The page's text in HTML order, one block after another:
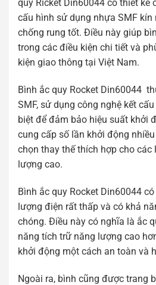
quy Ricket Din60044 có thiết kế
cấu hình sử dụng nhựa SMF kín
chống rung tốt. Điều này giúp
trong các điều kiện chi tiết và
kiện giao thông tại Việt Nam.
Bình ắc quy Rocket Din60044
SMF, sử dụng công nghệ kết
biệt để đảm bảo hiệu suất khởi
cung cấp số lần khởi động
chọn thay thế thích hợp cho các
lượng cao.
Bình ắc quy Rocket Din60044
lượng điện rất thấp và có khả
chóng. Điều này có nghĩa là ắc
năng tích trữ năng lượng cao
khởi động một cách an toàn và
Ngoài ra, bình cũng được trang